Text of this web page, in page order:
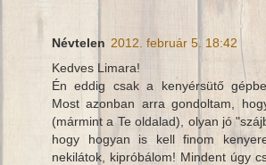
Névtelen 2012. február 5. 18:42
Kedves Limara!
Én eddig csak a kenyérsütő
Most azonban arra gondoltam,
(mármint a Te oldalad), olyan jó
hogy hogyan is kell finom
nekilátok, kipróbálom! Mindent úgy